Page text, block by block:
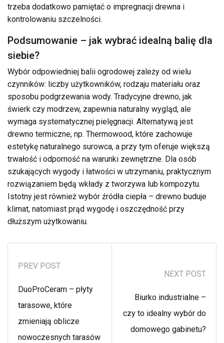
trzeba dodatkowo pamiętać o impregnacji drewna i
kontrolowaniu szczelności.
Podsumowanie – jak wybrać idealną balię dla
siebie?
Wybór odpowiedniej balii ogrodowej zależy od wielu
czynników: liczby użytkowników, rodzaju materiału oraz
sposobu podgrzewania wody. Tradycyjne drewno, jak
świerk czy modrzew, zapewnia naturalny wygląd, ale
wymaga systematycznej pielęgnacji. Alternatywą jest
drewno termiczne, np. Thermowood, które zachowuje
estetykę naturalnego surowca, a przy tym oferuje większą
trwałość i odporność na warunki zewnętrzne. Dla osób
szukających wygody i łatwości w utrzymaniu, praktycznym
rozwiązaniem będą wkłady z tworzywa lub kompozytu.
Istotny jest również wybór źródła ciepła – drewno buduje
klimat, natomiast prąd wygodę i oszczędność przy
dłuższym użytkowaniu.
PREV POST
DuoProCeram – płyty
tarasowe, które
zmieniają oblicze
nowoczesnych tarasów
NEXT POST
Biurko industrialne –
czy to idealny wybór do
domowego gabinetu?